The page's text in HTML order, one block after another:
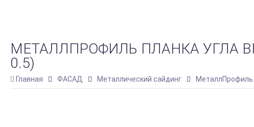
МЕТАЛЛПРОФИЛЬ ПЛАНКА УГЛА
0.5)
Главная ФАСАД Металлический сайдинг МеталлПрофиль